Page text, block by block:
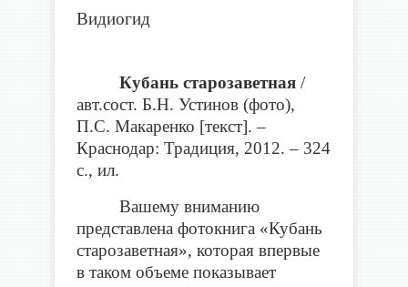
Видиогид
Кубань старозаветная/
авт.сост. Б.Н. Устинов (фото),
П.С. Макаренко [текст]. –
Краснодар: Традиция, 2012. – 324
с., ил.
Вашему вниманию
представлена фотокнига «Кубань
старозаветная», которая впервые
в таком объеме показывает